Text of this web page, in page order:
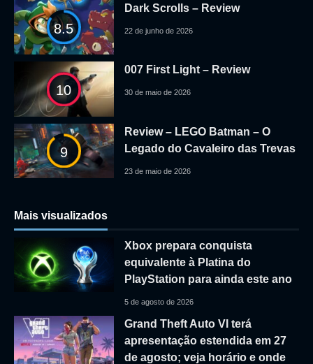
8.5
Dark Scrolls – Review
22 de junho de 2026
10
007 First Light – Review
30 de maio de 2026
9
Review – LEGO Batman – O
Legado do Cavaleiro das Trevas
23 de maio de 2026
Mais visualizados
Xbox prepara conquista
equivalente à Platina do
PlayStation para ainda este ano
5 de agosto de 2026
Grand Theft Auto VI terá
apresentação estendida em 27
de agosto; veja horário e onde